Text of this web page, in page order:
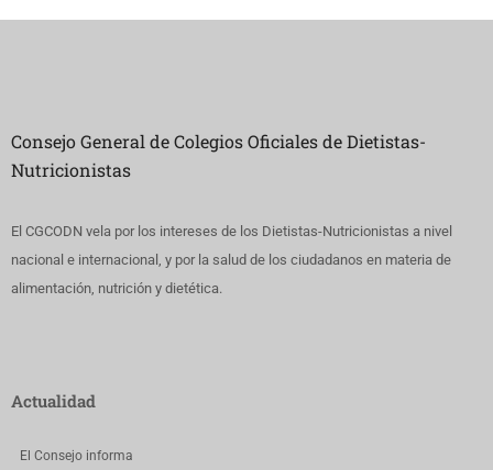
Consejo General de Colegios Oficiales de Dietistas-
Nutricionistas
El CGCODN vela por los intereses de los Dietistas-Nutricionistas a nivel
nacional e internacional, y por la salud de los ciudadanos en materia de
alimentación, nutrición y dietética.
Actualidad
El Consejo informa